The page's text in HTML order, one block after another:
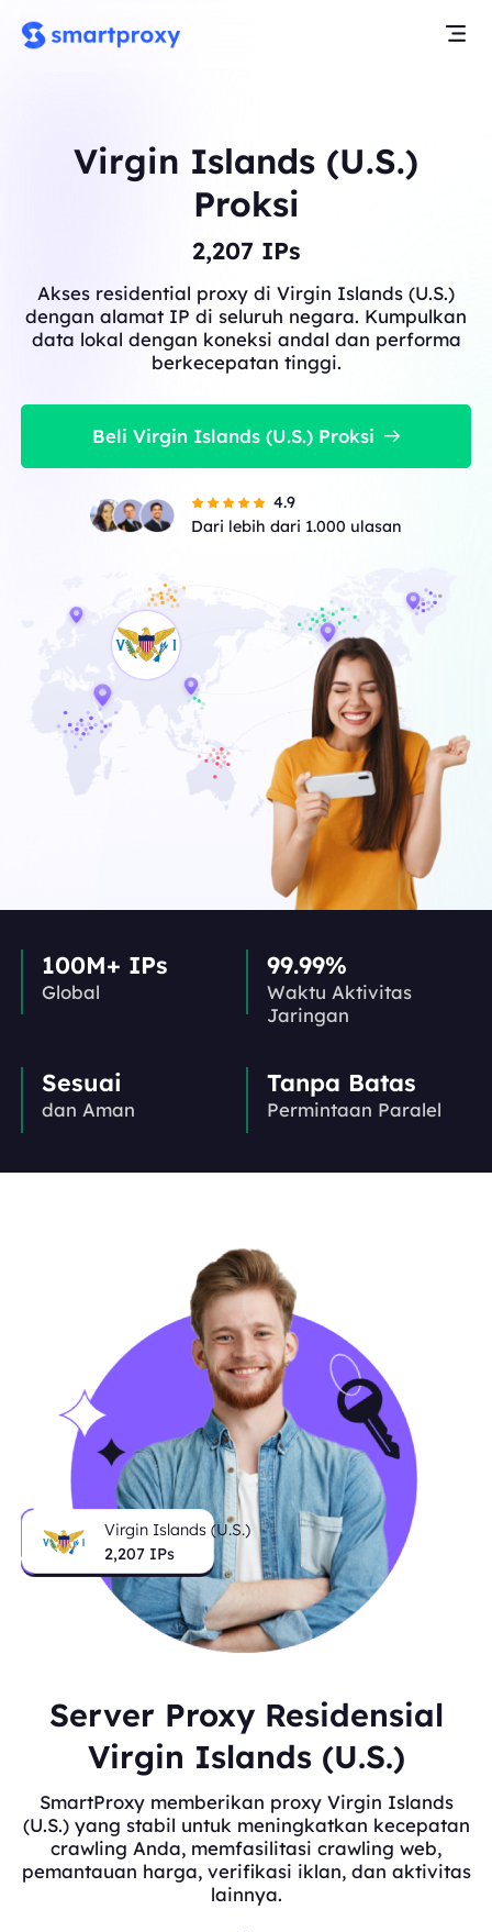
Virgin Islands (U.S.)
Proksi
2,207 IPs
Akses residential proxy di Virgin Islands (U.S.)
dengan alamat IP di seluruh negara. Kumpulkan
data lokal dengan koneksi andal dan performa
berkecepatan tinggi.
Beli Virgin Islands (U.S.) Proksi
4.9
Dari lebih dari 1.000 ulasan
100M+ IPs
Global
99.99%
Waktu Aktivitas
Jaringan
Sesuai
dan Aman
Tanpa Batas
Permintaan Paralel
Virgin Islands (U.S.)
2,207 IPs
Server Proxy Residensial
Virgin Islands (U.S.)
SmartProxy memberikan proxy Virgin Islands
(U.S.) yang stabil untuk meningkatkan kecepatan
crawling Anda, memfasilitasi crawling web,
pemantauan harga, verifikasi iklan, dan aktivitas
lainnya.